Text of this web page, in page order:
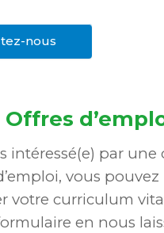
nous
Offres
intéressé(e) par une
vous pouvez
votre curriculum
en nous